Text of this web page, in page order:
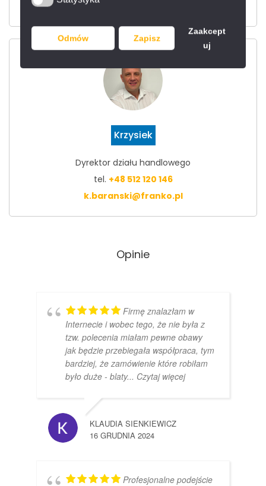
Odmów Zapisz
Zaakcept
uj
d.hilmanowicz@franko.pl
Krzysiek
Dyrektor działu handlowego
tel. +48 512 120 146
k.baranski@franko.pl
Opinie
Firmę znalazłam w
Internecie i wobec tego, że nie była z
tzw. polecenia miałam pewne obawy
jak będzie przebiegała współpraca, tym
bardziej, że zamówienie które robiłam
było duże - blaty... Czytaj więcej
KLAUDIA SIENKIEWICZ
16 GRUDNIA 2024
Profesjonalne podejście